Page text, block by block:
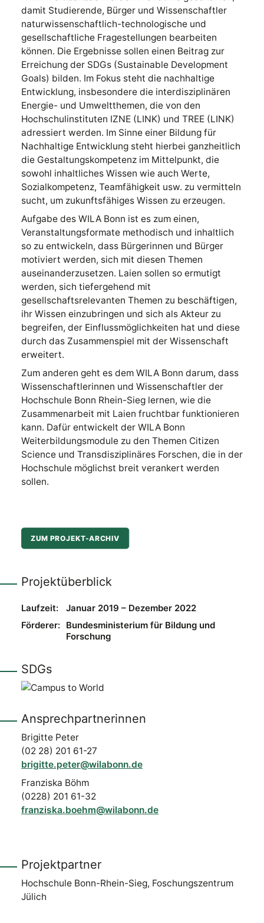
damit Studierende, Bürger und Wissenschaftler
naturwissenschaftlich-technologische und
gesellschaftliche Fragestellungen bearbeiten
können. Die Ergebnisse sollen einen Beitrag zur
Erreichung der SDGs (Sustainable Development
Goals) bilden. Im Fokus steht die nachhaltige
Entwicklung, insbesondere die interdisziplinären
Energie- und Umweltthemen, die von den
Hochschulinstituten IZNE (LINK) und TREE (LINK)
adressiert werden. Im Sinne einer Bildung für
Nachhaltige Entwicklung steht hierbei ganzheitlich
die Gestaltungskompetenz im Mittelpunkt, die
sowohl inhaltliches Wissen wie auch Werte,
Sozialkompetenz, Teamfähigkeit usw. zu vermitteln
sucht, um zukunftsfähiges Wissen zu erzeugen.
Aufgabe des WILA Bonn ist es zum einen,
Veranstaltungsformate methodisch und inhaltlich
so zu entwickeln, dass Bürgerinnen und Bürger
motiviert werden, sich mit diesen Themen
auseinanderzusetzen. Laien sollen so ermutigt
werden, sich tiefergehend mit
gesellschaftsrelevanten Themen zu beschäftigen,
ihr Wissen einzubringen und sich als Akteur zu
begreifen, der Einflussmöglichkeiten hat und diese
durch das Zusammenspiel mit der Wissenschaft
erweitert.
Zum anderen geht es dem WILA Bonn darum, dass
Wissenschaftlerinnen und Wissenschaftler der
Hochschule Bonn Rhein-Sieg lernen, wie die
Zusammenarbeit mit Laien fruchtbar funktionieren
kann. Dafür entwickelt der WILA Bonn
Weiterbildungsmodule zu den Themen Citizen
Science und Transdisziplinäres Forschen, die in der
Hochschule möglichst breit verankert werden
sollen.
ZUM PROJEKT-ARCHIV
Projektüberblick
Laufzeit:
Januar 2019 – Dezember 2022
Förderer: Bundesministerium für Bildung und
Forschung
SDGs
Ansprechpartnerinnen
Brigitte Peter
(02 28) 201 61-27
brigitte.peter@wilabonn.de
Franziska Böhm
(0228) 201 61-32
franziska.boehm@wilabonn.de
Projektpartner
Hochschule Bonn-Rhein-Sieg, Foschungszentrum
Jülich